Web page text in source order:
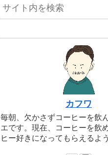
カフワ
毎朝、欠かさずコーヒーを飲
エです。現在、コーヒーを飲
ヒー好きになってもらえるよ